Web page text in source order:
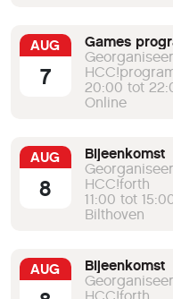
AUG
7
Games
20:00 tot
Online
AUG
8
Bijeenkomst
HCC!forth
11:00 tot
Bilthoven
AUG
Bijeenkomst